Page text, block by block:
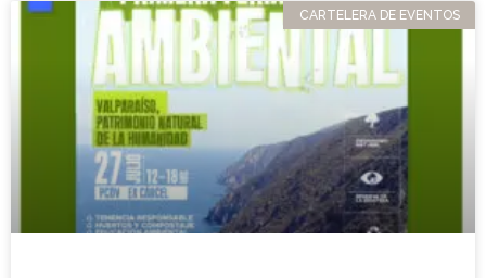
CARTELERA DE EVENTOS